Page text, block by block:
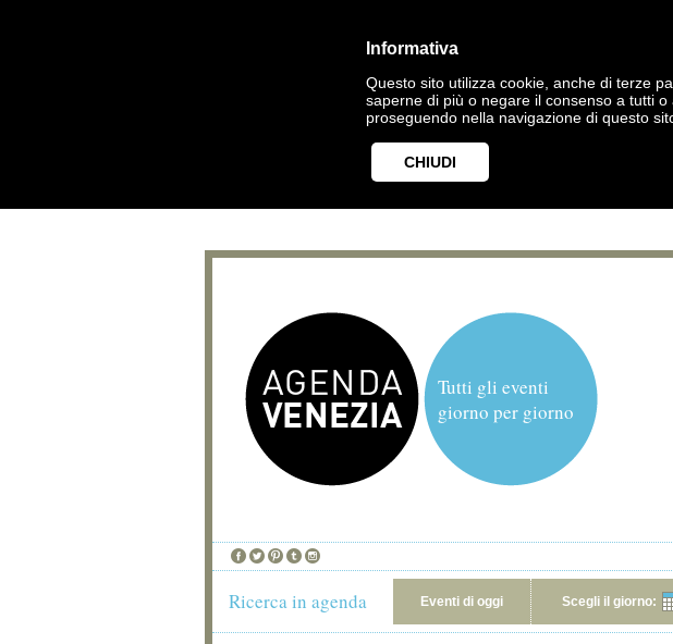
Informativa
Questo sito utilizza cookie, anche di terze
saperne di più o negare il consenso a tutti o
proseguendo nella navigazione di questo
CHIUDI
Tutti gli eventi
giorno per giorno
Ricerca in agenda Eventi di oggi Scegli il giorno: